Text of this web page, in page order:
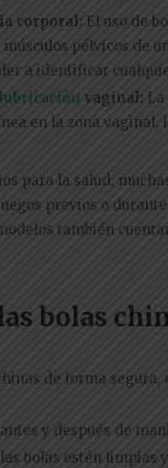
corporal: El uso de
pélvicos de
a identificar
lubricación vaginal:
en la zona
para la salud,
previos o
también
bolas
de forma
y después de
bolas estén limpias